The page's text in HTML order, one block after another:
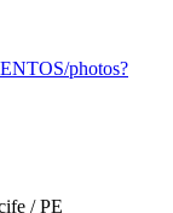
photos?
/PE